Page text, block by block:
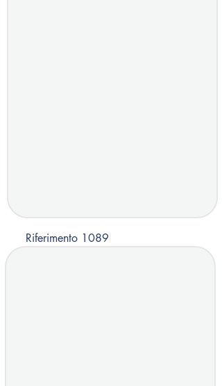
Riferimento 1089